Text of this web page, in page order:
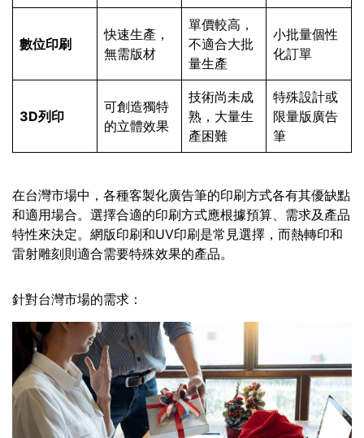
數位印刷
快速生產，
無需版材
單價較高，
不適合大批
量生產
小批量個性
化訂單
3D列印
可創造獨特
的立體效果
技術尚未成
熟，大量生
產困難
特殊設計或
限量版廣告
筆
在台灣市場中，各種客製化廣告筆的印刷方式各有其優缺點
和適用場合。選擇合適的印刷方式應根據預算、需求及產品
特性來決定。網版印刷和UV印刷是常見選擇，而熱轉印和
雷射雕刻則適合需要特殊效果的產品。
針對台灣市場的需求：